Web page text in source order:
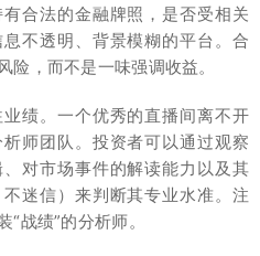
合法的金融牌照，是否受相关
不透明、背景模糊的平台。合
，而不是一味强调收益。
绩。一个优秀的直播间离不开
师团队。投资者可以通过观察
对市场事件的解读能力以及其
迷信）来判断其专业水准。注
战绩”的分析师。